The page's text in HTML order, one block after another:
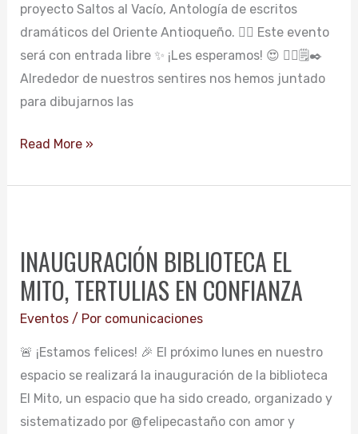
proyecto Saltos al Vacío, Antología de escritos
dramáticos del Oriente Antioqueño. 👉🏻 Este evento
será con entrada libre ✨ ¡Les esperamos! 😍 ✍🏼🗒️✒️
Alrededor de nuestros sentires nos hemos juntado
para dibujarnos las
Read More »
INAUGURACIÓN BIBLIOTECA EL
MITO, TERTULIAS EN CONFIANZA
Eventos/ Por comunicaciones
🚨 ¡Estamos felices! 🎉 El próximo lunes en nuestro
espacio se realizará la inauguración de la biblioteca
El Mito, un espacio que ha sido creado, organizado y
sistematizado por @felipecastaño con amor y
EL
MITO,
TERTULIAS
CONFIANZA